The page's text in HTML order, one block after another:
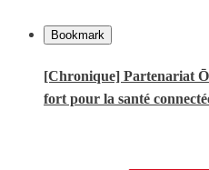
Bookmark
[Chronique] Partenariat
fort pour la santé